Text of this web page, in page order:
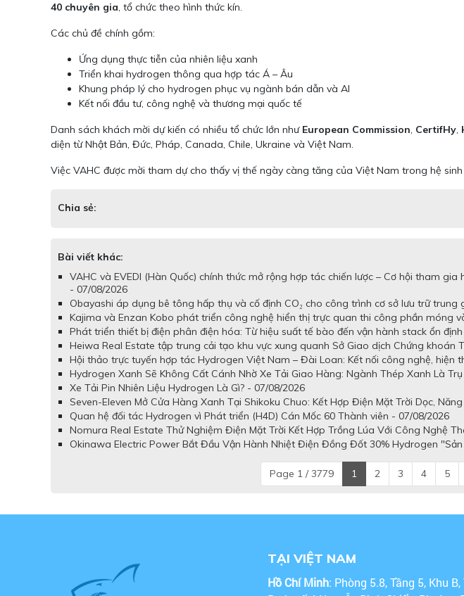
40 chuyên gia, tổ chức theo hình thức kín.
Các chủ đề chính gồm:
Ứng dụng thực tiễn của nhiên liệu xanh
Triển khai hydrogen thông qua hợp tác Á – Âu
Khung pháp lý cho hydrogen phục vụ ngành bán dẫn và AI
Kết nối đầu tư, công nghệ và thương mại quốc tế
Danh sách khách mời dự kiến có nhiều tổ chức lớn như European Commission, CertifHy,
diện từ Nhật Bản, Đức, Pháp, Canada, Chile, Ukraine và Việt Nam.
Việc VAHC được mời tham dự cho thấy vị thế ngày càng tăng của Việt Nam trong hệ
Chia sẻ:
Bài viết khác:
VAHC và EVEDI (Hàn Quốc) chính thức mở rộng hợp tác chiến lược – Cơ hội tham
- 07/08/2026
Obayashi áp dụng bê tông hấp thụ và cố định CO₂ cho công trình cơ sở lưu trữ
Kajima và Enzan Kobo phát triển công nghệ hiển thị trực quan thi công phần móng
Phát triển thiết bị điện phân điện hóa: Từ hiệu suất tế bào đến vận hành stack ổn
Heiwa Real Estate tập trung cải tạo khu vực xung quanh Sở Giao dịch Chứng
Hội thảo trực tuyến hợp tác Hydrogen Việt Nam – Đài Loan: Kết nối công nghệ, hiện
Hydrogen Xanh Sẽ Không Cất Cánh Nhờ Xe Tải Giao Hàng: Ngành Thép Xanh Là
Xe Tải Pin Nhiên Liệu Hydrogen Là Gì? - 07/08/2026
Seven-Eleven Mở Cửa Hàng Xanh Tại Shikoku Chuo: Kết Hợp Điện Mặt Trời Dọc,
Quan hệ đối tác Hydrogen vì Phát triển (H4D) Cán Mốc 60 Thành viên - 07/08/2026
Nomura Real Estate Thử Nghiệm Điện Mặt Trời Kết Hợp Trồng Lúa Với Công Nghệ
Okinawa Electric Power Bắt Đầu Vận Hành Nhiệt Điện Đồng Đốt 30% Hydrogen
Page 1 / 3779 1 2 3 4 5
TẠI VIỆT NAM
Hồ Chí Minh: Phòng 5.8, Tầng 5, Khu